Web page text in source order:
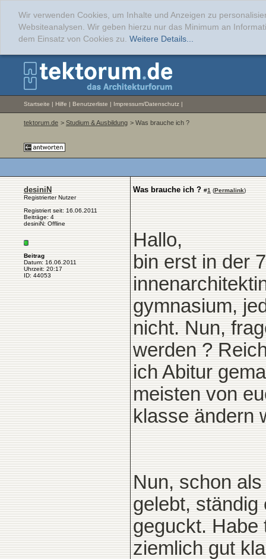
Wir verwenden Cookies, um Inhalte und Anzeigen zu
Websiteanalysen. Wir geben hierzu nur das Minimum an
dem Einsatz von Cookies zu. Weitere Details...
Startseite | Hilfe | Benutzerliste | Impressum/Datenschutz |
tektorum.de > Studium & Ausbildung > Was brauche ich ?
desiniN
Registrierter Nutzer
Registriert seit: 16.06.2011
Beiträge: 4
desiniN: Offline
Beitrag
Datum: 16.06.2011
Uhrzeit: 20:17
ID: 44053
Was brauche ich ? #1 (Permalink)
Hallo,
bin erst in der
gymnasium,
nicht. Nun,
werden ?
ich Abitur
meisten von
klasse ändern
Nun, schon
gelebt, ständig
geguckt. Habe
ziemlich gut